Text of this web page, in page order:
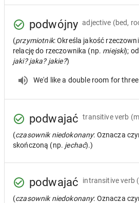
podwójny adjective (bed,
(przymiotnik: Określa jakość
relację do rzeczownika (np. miejski);
jaki? jaka? jakie?)
We'd like a double room for
podwajać transitive verb
(czasownik niedokonany: Oznacza
skończoną (np. jechać).)
podwajać intransitive verb
(czasownik niedokonany: Oznacza